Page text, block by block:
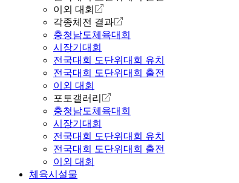
이외 대회
각종체전 결과
충청남도체육대회
시장기대회
전국대회 도단위대회 유치
전국대회 도단위대회 출전
이외 대회
포토갤러리
충청남도체육대회
시장기대회
전국대회 도단위대회 유치
전국대회 도단위대회 출전
이외 대회
체육시설물